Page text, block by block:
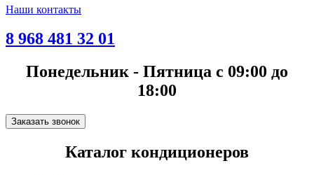
Наши контакты
8 968 481 32 01
Понедельник - Пятница с 09:00 до
18:00
Заказать звонок
Каталог кондиционеров